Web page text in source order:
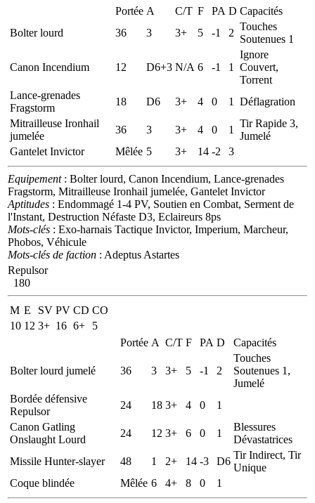
Portée A C/T F PA D Capacités
Bolter lourd
36 3 3+ 5 -1 2
Touches
Soutenues 1
Canon Incendium 12 D6+3 N/A 6 -1 1
Ignore
Couvert,
Torrent
Lance-grenades
Fragstorm
18 D6 3+ 4 0 1
Déflagration
Mitrailleuse Ironhail
jumelée
36 3 3+ 4 0 1
Tir Rapide 3,
Jumelé
Gantelet Invictor
Mêlée 5 3+ 14 -2 3
Equipement: Bolter lourd, Canon Incendium, Lance-grenades
Fragstorm, Mitrailleuse Ironhail jumelée, Gantelet Invictor
Aptitudes : Endommagé 1-4 PV, Soutien en Combat, Serment de
l'Instant, Destruction Néfaste D3, Eclaireurs 8ps
Mots-clés : Exo-harnais Tactique Invictor, Imperium, Marcheur,
Phobos, Véhicule
Mots-clés de faction : Adeptus Astartes
Repulsor
180
M E SV PV CD CO
10 12 3+ 16 6+
5
Portée A C/T F PA D Capacités
Bolter lourd jumelé 36 3 3+ 5 -1 2
Touches
Soutenues 1,
Jumelé
Bordée défensive
Repulsor
24 18 3+ 4 0
1
Canon Gatling
Onslaught Lourd
24 12 3+ 6 0 1
Blessures
Dévastatrices
Missile Hunter-slayer
48 1 2+ 14 -3 D6
Tir Indirect, Tir
Unique
Coque blindée
Mêlée 6 4+ 8 0 1